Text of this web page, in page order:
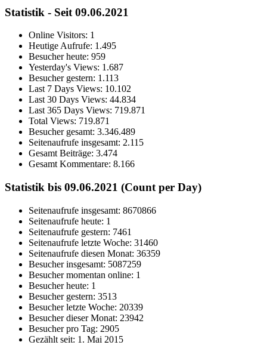
Statistik - Seit 09.06.2021
Online Visitors: 1
Heutige Aufrufe: 1.495
Besucher heute: 959
Yesterday's Views: 1.687
Besucher gestern: 1.113
Last 7 Days Views: 10.102
Last 30 Days Views: 44.834
Last 365 Days Views: 719.871
Total Views: 719.871
Besucher gesamt: 3.346.489
Seitenaufrufe insgesamt: 2.115
Gesamt Beiträge: 3.474
Gesamt Kommentare: 8.166
Statistik bis 09.06.2021 (Count per Day)
Seitenaufrufe insgesamt: 8670866
Seitenaufrufe heute: 1
Seitenaufrufe gestern: 7461
Seitenaufrufe letzte Woche: 31460
Seitenaufrufe diesen Monat: 36359
Besucher insgesamt: 5087259
Besucher momentan online: 1
Besucher heute: 1
Besucher gestern: 3513
Besucher letzte Woche: 20339
Besucher dieser Monat: 23942
Besucher pro Tag: 2905
Gezählt seit: 1. Mai 2015